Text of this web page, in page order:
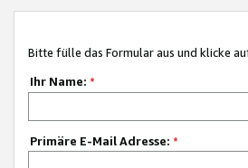
Bitte fülle das Formular aus und klicke
Ihr Name: *
Primäre E-Mail Adresse: *